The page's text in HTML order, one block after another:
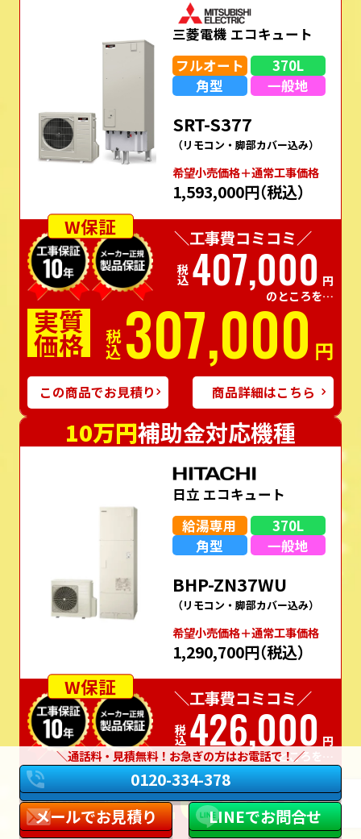
三菱電機 エコキュート
フルオート
370L
角型
一般地
SRT-S377
（リモコン・脚部カバー込み）
希望⼩売価格＋通常⼯事価格
1,593,000円（税込）
W保証
＼工事費コミコミ／
税込407,000 円
のところを…
実質
価格 税込307,000 円
この商品でお見積り 商品詳細はこちら
10万円補助金対応機種
日立 エコキュート
給湯専用
370L
角型
一般地
BHP-ZN37WU
（リモコン・脚部カバー込み）
希望⼩売価格＋通常⼯事価格
1,290,700円（税込）
W保証
＼工事費コミコミ／
税込426,000 円
のところを…
実質
価格 税込326,000円
通話料・見積無料！お急ぎの方はお電話で！
0120-334-378
メールでお見積り
LINEでお問合せ